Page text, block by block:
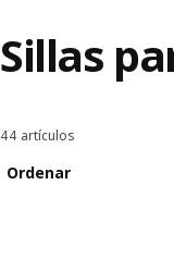
Sillas
Ordenar y
44 artículos
Ordenar